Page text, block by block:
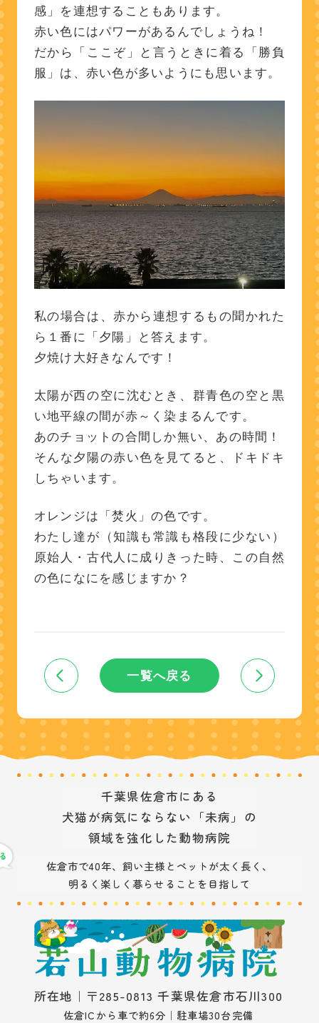
感」を連想することもあります。
赤い色にはパワーがあるんでしょうね！
だから「ここぞ」と言うときに着る「勝負
服」は、赤い色が多いようにも思います。
私の場合は、赤から連想するもの聞かれた
ら１番に「夕陽」と答えます。
夕焼け大好きなんです！
太陽が西の空に沈むとき、群青色の空と黒
い地平線の間が赤～く染まるんです。
あのチョットの合間しか無い、あの時間！
そんな夕陽の赤い色を見てると、ドキドキ
しちゃいます。
オレンジは「焚火」の色です。
わたし達が（知識も常識も格段に少ない）
原始人・古代人に成りきった時、この自然
の色になにを感じますか？
一覧へ戻る
千葉県佐倉市にある
犬猫が病気にならない「未病」の
領域を強化した動物病院
佐倉市で40年、飼い主様とペットが太く長く、
明るく楽しく暮らせることを目指して
所在地｜〒285-0813 千葉県佐倉市石川300
佐倉ICから車で約6分｜駐車場30台完備